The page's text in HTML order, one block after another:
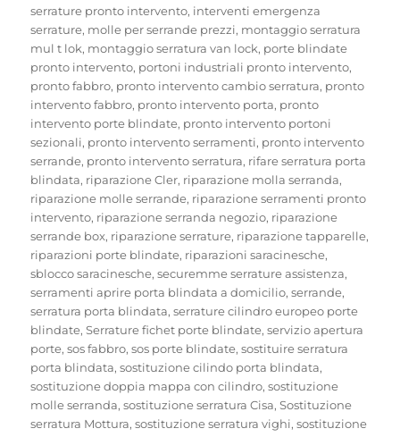
serrature pronto intervento, interventi emergenza
serrature, molle per serrande prezzi, montaggio serratura
mul t lok, montaggio serratura van lock, porte blindate
pronto intervento, portoni industriali pronto intervento,
pronto fabbro, pronto intervento cambio serratura, pronto
intervento fabbro, pronto intervento porta, pronto
intervento porte blindate, pronto intervento portoni
sezionali, pronto intervento serramenti, pronto intervento
serrande, pronto intervento serratura, rifare serratura porta
blindata, riparazione Cler, riparazione molla serranda,
riparazione molle serrande, riparazione serramenti pronto
intervento, riparazione serranda negozio, riparazione
serrande box, riparazione serrature, riparazione tapparelle,
riparazioni porte blindate, riparazioni saracinesche,
sblocco saracinesche,securemme serrature assistenza,
serramenti aprire porta blindata a domicilio,serrande,
serratura porta blindata,serrature cilindro europeo porte
blindate,Serrature fichet porte blindate,servizio apertura
porte,sos fabbro,sos porte blindate,sostituire serratura
porta blindata,sostituzione cilindo porta blindata,
sostituzione doppia mappa con cilindro,sostituzione
molle serranda,sostituzione serratura Cisa,Sostituzione
serratura Mottura,sostituzione serratura vighi,sostituzione